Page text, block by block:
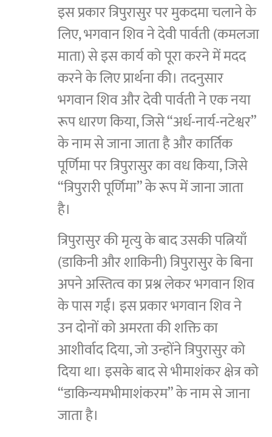
इस प्रकार त्रिपुरासुर पर मुकदमा चलाने के
लिए, भगवान शिव ने देवी पार्वती (कमलजा
माता) से इस कार्य को पूरा करने में मदद
करने के लिए प्रार्थना की। तदनुसार
भगवान शिव और देवी पार्वती ने एक नया
रूप धारण किया, जिसे “अर्ध-नार्य-नटेश्वर”
के नाम से जाना जाता है और कार्तिक
पूर्णिमा पर त्रिपुरासुर का वध किया, जिसे
“त्रिपुरारी पूर्णिमा” के रूप में जाना जाता
है।
त्रिपुरासुर की मृत्यु के बाद उसकी पत्नियाँ
(डाकिनी और शाकिनी) त्रिपुरासुर के बिना
अपने अस्तित्व का प्रश्न लेकर भगवान शिव
के पास गईं। इस प्रकार भगवान शिव ने
उन दोनों को अमरता की शक्ति का
आशीर्वाद दिया, जो उन्होंने त्रिपुरासुर को
दिया था। इसके बाद से भीमाशंकर क्षेत्र को
“डाकिन्यमभीमाशंकरम” के नाम से जाना
जाता है।